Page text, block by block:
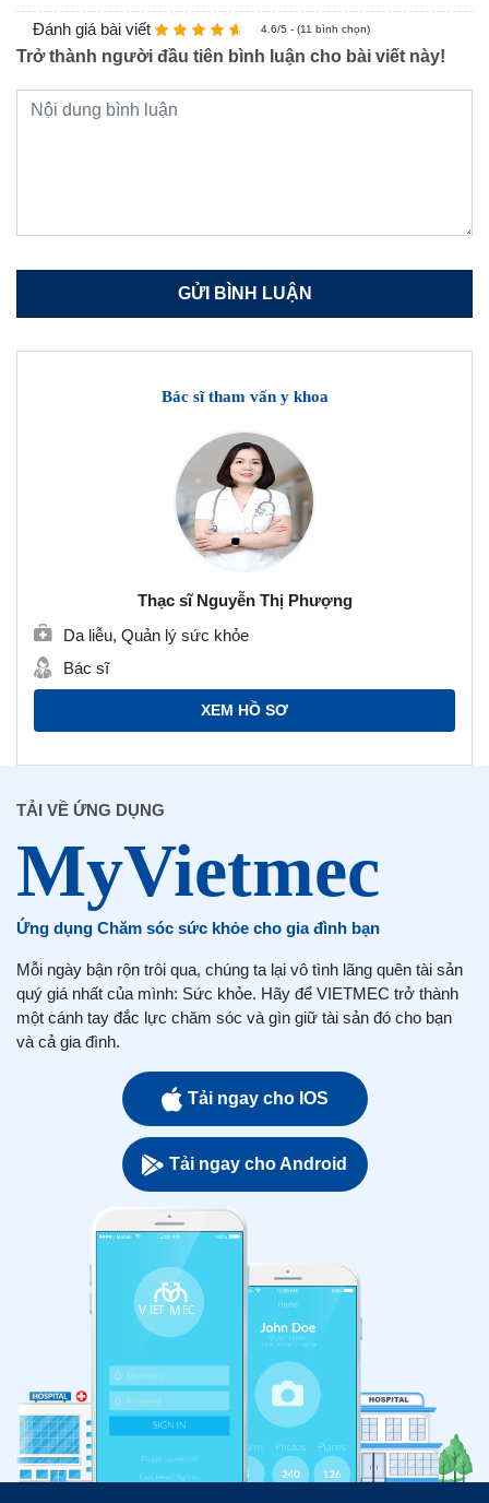
Đánh giá bài viết 4.6/5 - (11 bình chọn)
Trở thành người đầu tiên bình luận cho bài viết này!
Bác sĩ tham vấn y khoa
Thạc sĩ Nguyễn Thị Phượng
Da liễu, Quản lý sức khỏe
Bác sĩ
XEM HỒ SƠ
TẢI VỀ ỨNG DỤNG
Ứng dụng Chăm sóc sức khỏe cho gia đình bạn
Mỗi ngày bận rộn trôi qua, chúng ta lại vô tình lãng quên tài sản
quý giá nhất của mình: Sức khỏe. Hãy để VIETMEC trở thành
một cánh tay đắc lực chăm sóc và gìn giữ tài sản đó cho bạn
và cả gia đình.
Tải ngay cho IOS
Tải ngay cho Android